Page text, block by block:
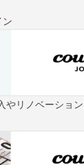
ン
やリノベーショ